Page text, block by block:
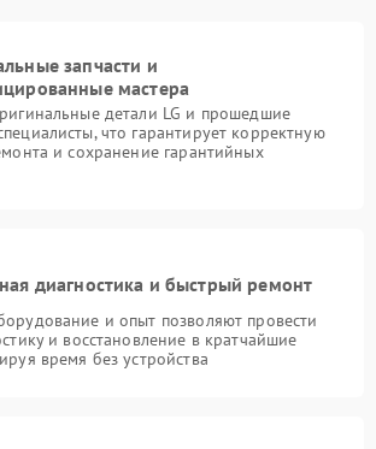
запчасти и
мастера
детали LG и прошедшие
что гарантирует корректную
и сохранение гарантийных
диагностика и быстрый ремонт
и опыт позволяют провести
и восстановление в кратчайшие
время без устройства